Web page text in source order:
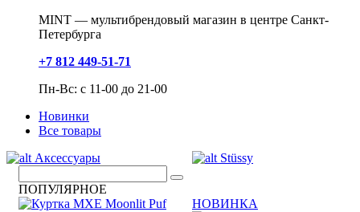
MINT — мультибрендовый магазин в центре Санкт-
Петербурга
+7 812 449-51-71
Пн-Вс: с 11-00 до 21-00
Новинки
Все товары
Аксессуары
Stüssy
ПОПУЛЯРНОЕ
НОВИНКА